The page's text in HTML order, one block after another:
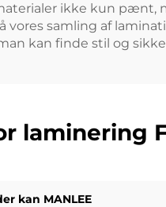
ikke kun pænt,
vores samling af
kan finde stil og
laminering
kan MANLEE